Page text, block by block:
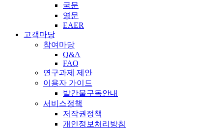
국문
영문
EAER
고객마당
참여마당
Q&A
FAQ
연구과제 제안
이용자 가이드
발간물구독안내
서비스정책
저작권정책
개인정보처리방침